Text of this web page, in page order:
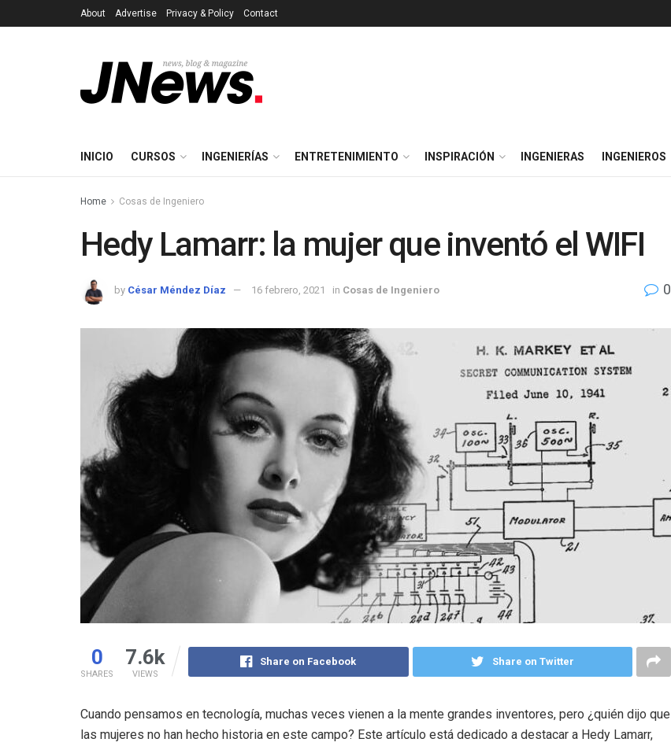
About Advertise Privacy & Policy Contact
INICIO CURSOS INGENIERÍAS ENTRETENIMIENTO INSPIRACIÓN INGENIERAS INGENIEROS
Home Cosas de Ingeniero
Hedy Lamarr: la mujer que inventó el WIFI
by César Méndez Díaz 16 febrero, 2021 in Cosas de Ingeniero 0
0
SHARES
7.6k
VIEWS
Share on Facebook Share on Twitter
Cuando pensamos en tecnología, muchas veces vienen a la mente grandes inventores, pero ¿quién dijo que
las mujeres no han hecho historia en este campo? Este artículo está dedicado a destacar a Hedy Lamarr,